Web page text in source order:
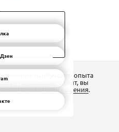
наилучшего опыта
использовать сайт, вы
соглашения.